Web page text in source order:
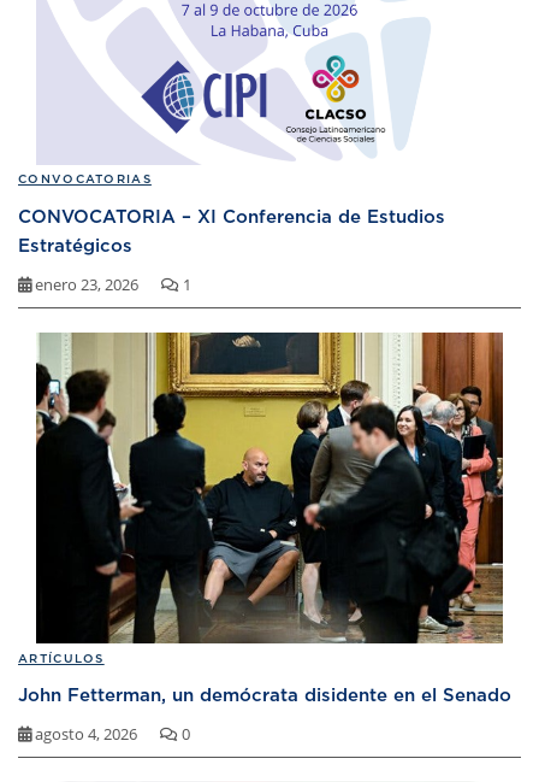
CONVOCATORIAS
CONVOCATORIA – XI Conferencia de Estudios
Estratégicos
enero 23, 2026 1
ARTÍCULOS
John Fetterman, un demócrata disidente en el Senado
agosto 4, 2026 0